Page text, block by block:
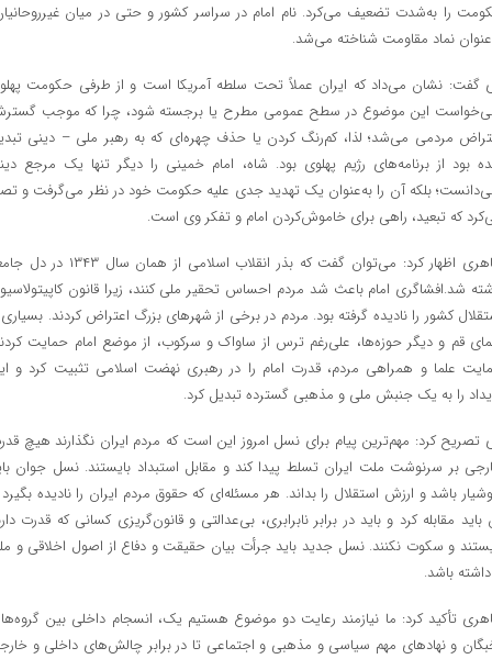
را به‌شدت تضعیف می‌کرد. نام امام در سراسر کشور و حتی در میان
نماد مقاومت شناخته می‌شد.
گفت: نشان می‌داد که ایران عملاً تحت سلطه آمریکا است و از طرفی حکومت
این موضوع در سطح عمومی مطرح یا برجسته شود، چرا که موجب
مردمی می‌شد؛ لذا، کم‌رنگ کردن یا حذف چهره‌ای که به رهبر ملی – دینی
بود از برنامه‌های رژیم پهلوی بود. شاه، امام خمینی را دیگر تنها یک مرجع
بلکه آن را به‌عنوان یک تهدید جدی علیه حکومت خود در نظر می‌گرفت و
که تبعید، راهی برای خاموش‌کردن امام و تفکر وی است.
طاهری اظهار کرد: می‌توان گفت که بذر انقلاب اسلامی از همان سال
شد.افشاگری امام باعث شد مردم احساس تحقیر ملی کنند، زیرا قانون
کشور را نادیده گرفته بود. مردم در برخی از شهرهای بزرگ اعتراض کردند. بسیاری
قم و دیگر حوزه‌ها، علی‌رغم ترس از ساواک و سرکوب، از موضع امام حمایت
علما و همراهی مردم، قدرت امام را در رهبری نهضت اسلامی تثبیت کرد و
را به یک جنبش ملی و مذهبی گسترده تبدیل کرد.
تصریح کرد: مهم‌ترین پیام برای نسل امروز این است که مردم ایران نگذارند هیچ
بر سرنوشت ملت ایران تسلط پیدا کند و مقابل استبداد بایستند. نسل جوان
باشد و ارزش استقلال را بداند. هر مسئله‌ای که حقوق مردم ایران را نادیده بگیرد
باید مقابله کرد و باید در برابر نابرابری، بی‌عدالتی و قانون‌گریزی کسانی که قدرت
و سکوت نکنند. نسل جدید باید جرأت بیان حقیقت و دفاع از اصول اخلاقی و
داشته باشد.
تأکید کرد: ما نیازمند رعایت دو موضوع هستیم یک، انسجام داخلی بین
و نهادهای مهم سیاسی و مذهبی و اجتماعی تا در برابر چالش‌های داخلی و